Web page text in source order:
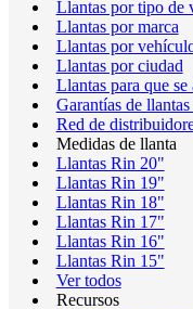
Llantas por tipo de
Llantas por marca
Llantas por
Llantas por ciudad
Llantas para que se
Garantías de
Red de
Medidas de llanta
Llantas Rin 20"
Llantas Rin 19"
Llantas Rin 18"
Llantas Rin 17"
Llantas Rin 16"
Llantas Rin 15"
Ver todos
Recursos